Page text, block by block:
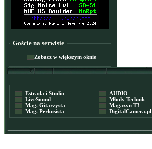
Goście na serwisie
Zobacz w większym oknie
Estrada i Studio
LiveSound
Mag. Gitarzysta
Mag. Perkusista
AUDIO
Młody Technik
Magazyn T3
DigitalCamera.pl